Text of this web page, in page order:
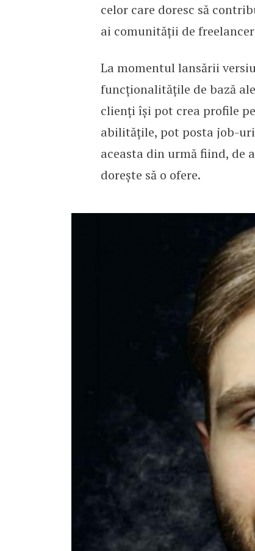
celor care doresc să
ai comunității de
La momentul lansării
funcționalitățile de bază
clienți își pot crea profile
abilitățile, pot posta job-
aceasta din urmă fiind, de
dorește să o ofere.